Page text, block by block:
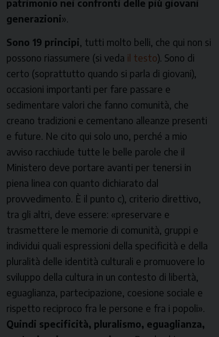
patrimonio nei confronti delle più giovani
generazioni».
Sono 19 principi, tutti molto belli, che qui non si
possono riassumere (si veda il testo). Sono di
certo (soprattutto quando si parla di giovani),
occasioni importanti per fare passare e
sedimentare valori che fanno comunità, che
creano tradizioni e cementano alleanze presenti
e future. Ne cito qui solo uno, perché a mio
avviso racchiude tutte le belle parole che il
Ministero deve portare avanti per tenersi in
piena linea con quanto dichiarato dal
provvedimento. È il punto c), criterio direttivo,
tra gli altri, deve essere: «preservare e
trasmettere le memorie di comunità, gruppi e
individui quali espressioni della specificità e della
pluralità delle identità culturali e promuovere lo
sviluppo della cultura in un contesto di libertà,
eguaglianza, partecipazione, coesione sociale e
rispetto reciproco fra le persone e fra i popoli».
Quindi specificità, pluralismo, eguaglianza,